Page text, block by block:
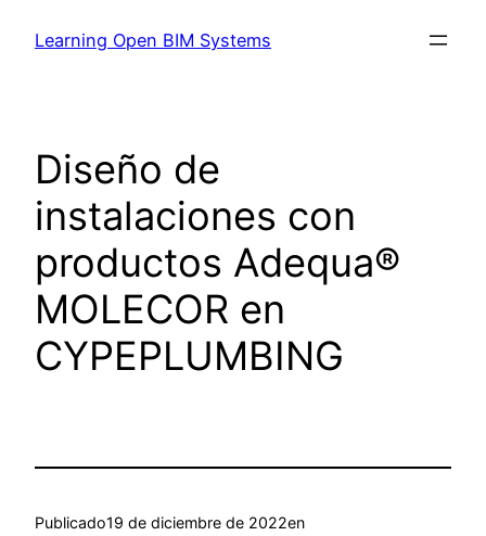
Learning Open BIM Systems
Diseño de
instalaciones con
productos Adequa®
MOLECOR en
CYPEPLUMBING
Publicado19 de diciembre de 2022en